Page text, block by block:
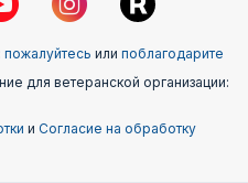
пожалуйтесь или поблагодарите
для ветеранской организации:
и Согласие на обработку